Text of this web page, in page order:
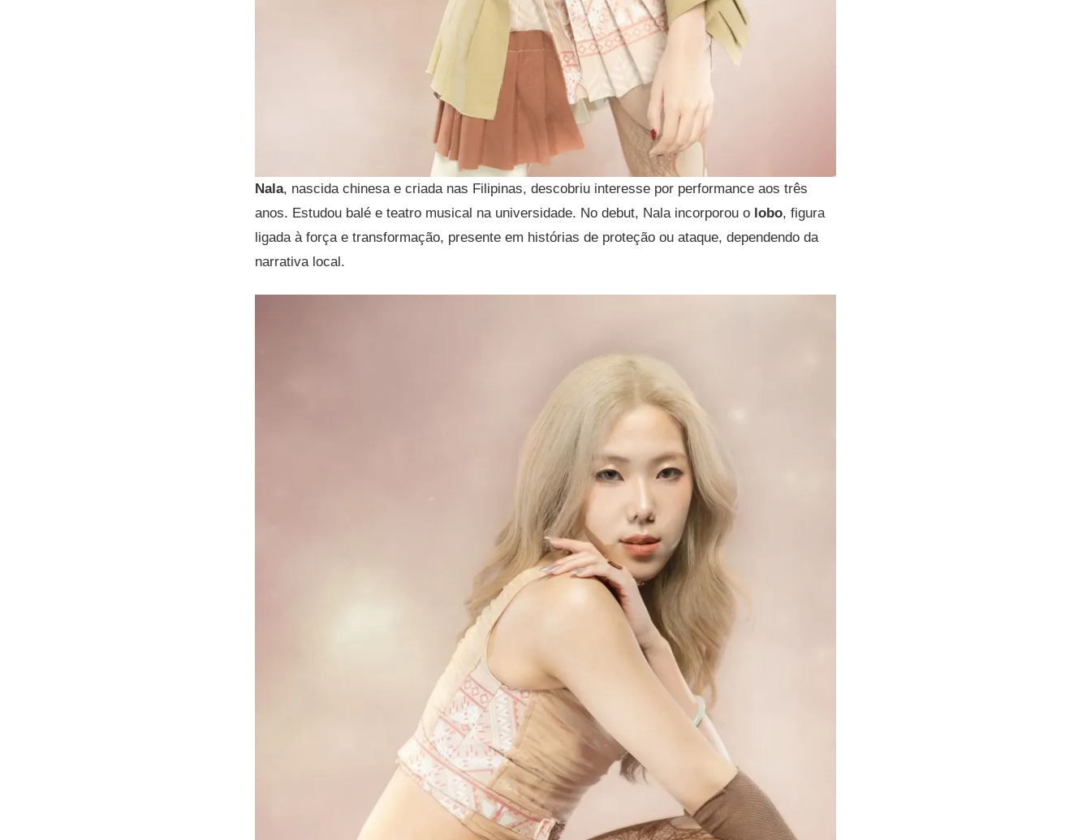
Nala, nascida chinesa e criada nas Filipinas, descobriu interesse por performance aos três
anos. Estudou balé e teatro musical na universidade. No debut, Nala incorporou o lobo, figura
ligada à força e transformação, presente em histórias de proteção ou ataque, dependendo da
narrativa local.